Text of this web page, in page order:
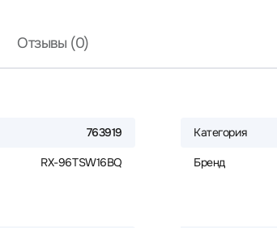
Отзывы (0)
763919
RX-96TSW16BQ
Категория
Бренд